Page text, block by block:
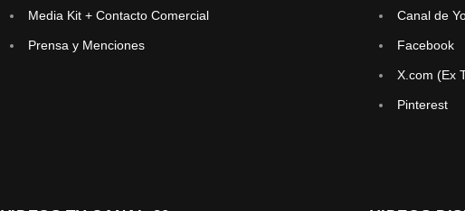
Media Kit + Contacto Comercial
Prensa y Menciones
Canal de
Facebook
X.com (Ex
Pinterest